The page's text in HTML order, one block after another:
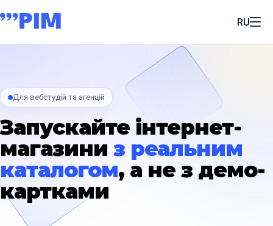
RU
Для вебстудій та агенцій
Запускайте інтернет-
магазини з реальним
каталогом, а не з демо-
картками